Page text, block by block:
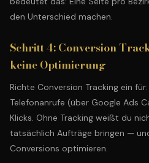
den Unterschied machen.
Schritt 4: Conversion
keine Optimierung
Richte Conversion Tracking ein
Telefonanrufe (über Google Ads
Klicks. Ohne Tracking weißt du
tatsächlich Aufträge bringen —
Conversions optimieren.